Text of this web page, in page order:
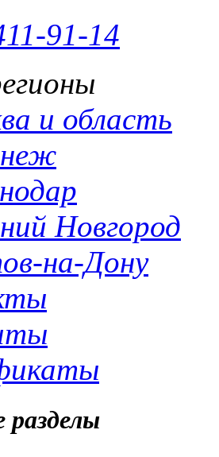
91-14
и область
Новгород
на-Дону
разделы